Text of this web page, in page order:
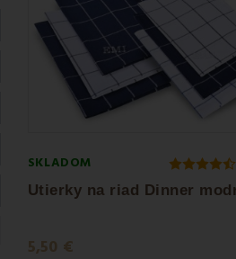
SKLADOM
5,50 €